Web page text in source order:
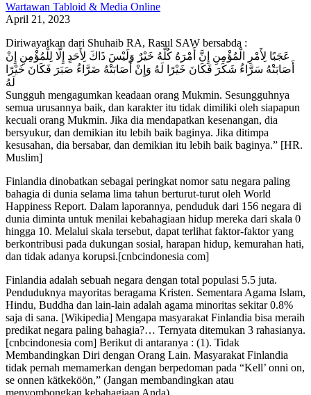
Wartawan Tabloid & Media Online
April 21, 2023
Diriwayatkan dari Shuhaib RA, Rasul SAW bersabda :
عَجَبًا لِأَمْرِ الْمُؤْمِنِ إِنَّ أَمْرَهُ كُلَّهُ خَيْرٌ وَلَيْسَ ذَاكَ لِأَحَدٍ إِلَّا لِلْمُؤْمِنِ إِنْ
أَصَابَتْهُ سَرَّاءُ شَكَرَ فَكَانَ خَيْرًا لَهُ وَإِنْ أَصَابَتْهُ ضَرَّاءُ صَبَرَ فَكَانَ خَيْرًا
لَهُ
Sungguh mengagumkan keadaan orang Mukmin. Sesungguhnya
semua urusannya baik, dan karakter itu tidak dimiliki oleh siapapun
kecuali orang Mukmin. Jika dia mendapatkan kesenangan, dia
bersyukur, dan demikian itu lebih baik baginya. Jika ditimpa
kesusahan, dia bersabar, dan demikian itu lebih baik baginya.” [HR.
Muslim]
Finlandia dinobatkan sebagai peringkat nomor satu negara paling
bahagia di dunia selama lima tahun berturut-turut oleh World
Happiness Report. Dalam laporannya, penduduk dari 156 negara di
dunia diminta untuk menilai kebahagiaan hidup mereka dari skala 0
hingga 10. Melalui skala tersebut, dapat terlihat faktor-faktor yang
berkontribusi pada dukungan sosial, harapan hidup, kemurahan hati,
dan tidak adanya korupsi.[cnbcindonesia com]
Finlandia adalah sebuah negara dengan total populasi 5.5 juta.
Penduduknya mayoritas beragama Kristen. Sementara Agama Islam,
Hindu, Buddha dan lain-lain adalah agama minoritas sekitar 0.8%
saja di sana. [Wikipedia] Mengapa masyarakat Finlandia bisa meraih
predikat negara paling bahagia?… Ternyata ditemukan 3 rahasianya.
[cnbcindonesia com] Berikut di antaranya : (1). Tidak
Membandingkan Diri dengan Orang Lain. Masyarakat Finlandia
tidak pernah memamerkan dengan berpedoman pada “Kell’ onni on,
se onnen kätkeköön,” (Jangan membandingkan atau